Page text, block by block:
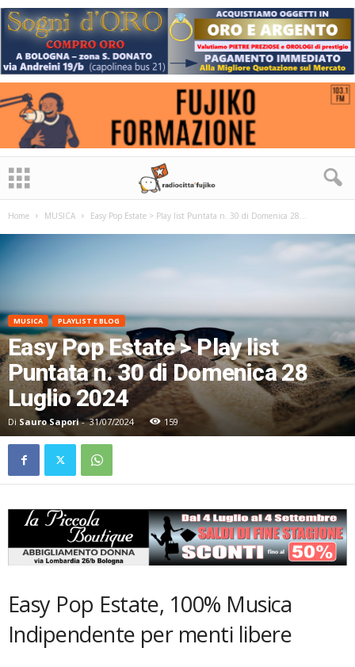
Home MUSICA Easy Pop Estate > Play list Puntata n. 30 di Domenica 28...
MUSICA PLAYLIST E BLOG
Easy Pop Estate > Play list
Puntata n. 30 di Domenica 28
Luglio 2024
Di Sauro Sapori- 31/07/2024 159
Easy Pop Estate, 100% Musica
Indipendente per menti libere